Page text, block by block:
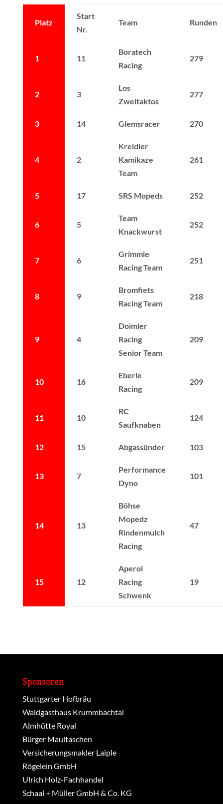
Platz
Start
Nr.
Team Runden
1 11
Boratech
Racing
279
2 3
Los
Zweitaktos
277
3 14 Glemsracer 270
4 2
Kreidler
Kamikaze
Team
261
5 17 SRS Mopeds 252
6 5
Team
Knackwurst
252
7 6
Grimmle
Racing Team
251
8 9
Bromfiets
Racing Team
218
9 4
Doimler
Racing
Senior Team
209
10 16
Eberle
Racing
209
11 10
RC
Saufknaben
124
12 15 Abgassünder 103
13 7
Performance
Dyno
101
14 13
Böhse
Mopedz
Rindenmulch
Racing
47
15 12
Aperol
Racing
Schwenk
19
Sponsoren
Stuttgarter Hofbräu
Waldgasthaus Krummbachtal
Almhütte Royal
Bürger Maultaschen
Versicherungsmakler Laiple
Rögelein GmbH
Ulrich Holz-Fachhandel
Schaal + Müller GmbH & Co. KG